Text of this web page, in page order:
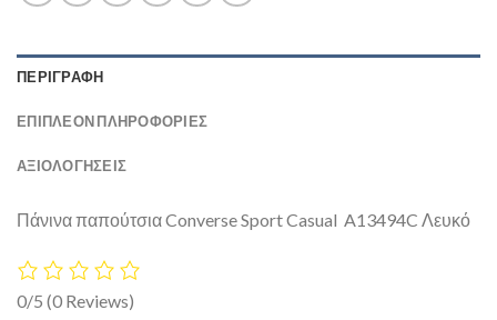
ΠΕΡΙΓΡΑΦΉ
ΕΠΙΠΛΈΟΝ ΠΛΗΡΟΦΟΡΊΕΣ
ΑΞΙΟΛΟΓΗΣΕΙΣ
Πάνινα παπούτσια Converse Sport Casual A13494C Λευκό
0/5 (0 Reviews)